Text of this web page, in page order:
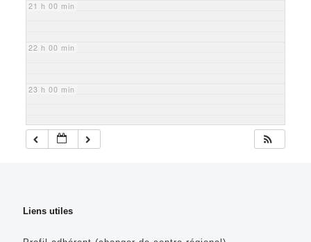
21 h 00 min
22 h 00 min
23 h 00 min
Liens utiles